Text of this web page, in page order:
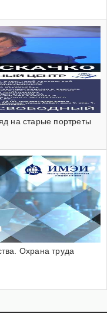
на старые портреты
Охрана труда